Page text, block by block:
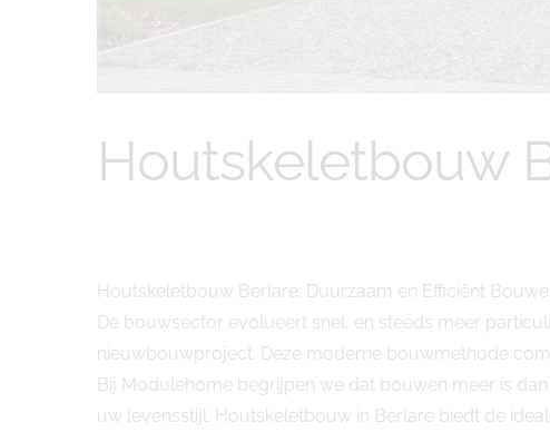
Houtskeletbouw
Houtskeletbouw Berlare: Duurzaam en Efficiënt
De bouwsector evolueert snel, en steeds meer
nieuwbouwproject. Deze moderne bouwmethode
Bij Modulehome begrijpen we dat bouwen meer is
uw levensstijl. Houtskeletbouw in Berlare biedt de